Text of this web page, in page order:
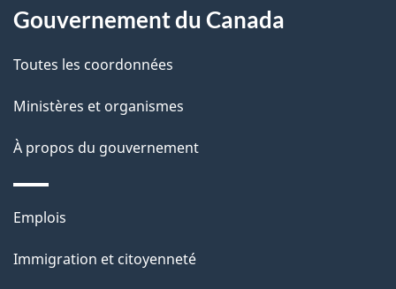
a
g
e
a
t
i
n
s
r
c
Gouvernement du Canada
Toutes les coordonnées
Ministères et organismes
À propos du gouvernement
Thèmes
sujets
Emplois
Immigration et citoyenneté